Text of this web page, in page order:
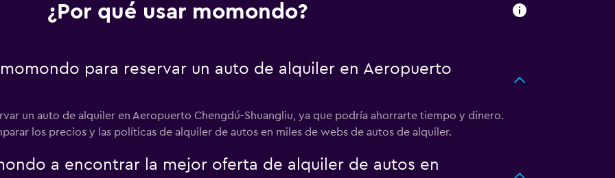
¿Por qué usar momondo?
para reservar un auto de alquiler en Aeropuerto
un auto de alquiler en Aeropuerto Chengdú-Shuangliu, ya que podría ahorrarte tiempo y dinero.
los precios y las políticas de alquiler de autos en miles de webs de autos de alquiler.
a encontrar la mejor oferta de alquiler de autos en